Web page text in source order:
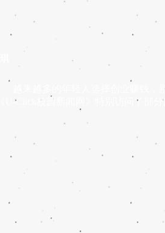
《U-Click校园新闻网》特别访问了部